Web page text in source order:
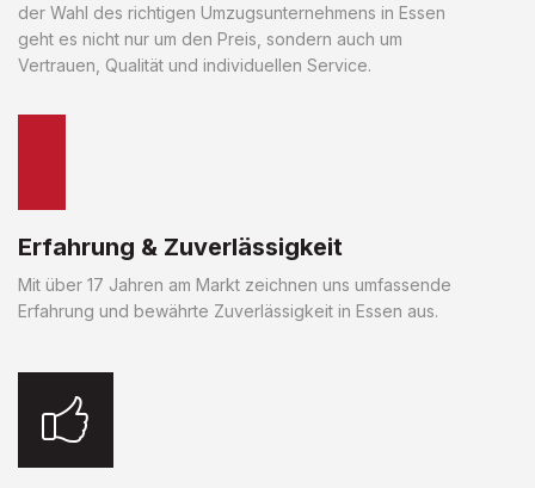
der Wahl des richtigen Umzugsunternehmens in Essen
geht es nicht nur um den Preis, sondern auch um
Vertrauen, Qualität und individuellen Service.
Erfahrung & Zuverlässigkeit
Mit über 17 Jahren am Markt zeichnen uns umfassende
Erfahrung und bewährte Zuverlässigkeit in Essen aus.